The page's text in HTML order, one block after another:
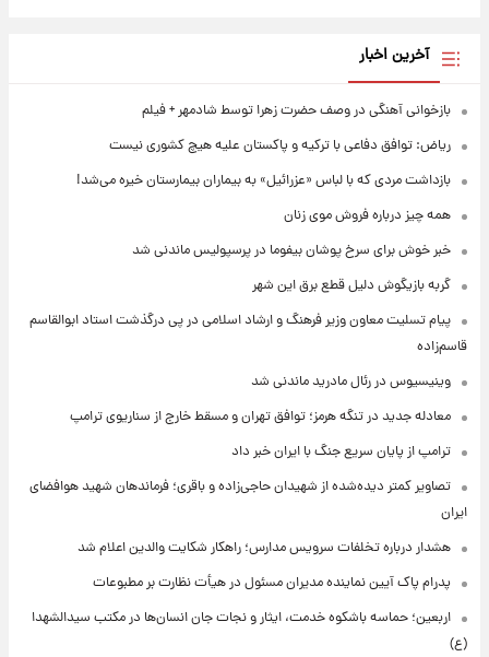
آخرین اخبار
بازخوانی آهنگی در وصف حضرت زهرا توسط شادمهر + فیلم
ریاض: توافق دفاعی با ترکیه و پاکستان علیه هیچ کشوری نیست
بازداشت مردی که با لباس «عزرائیل» به بیماران بیمارستان خیره می‌شد!
همه چیز درباره فروش موی زنان
خبر خوش برای سرخ پوشان بیفوما در پرسپولیس ماندنی شد
گربه بازیگوش دلیل قطع برق این شهر
پیام تسلیت معاون وزیر فرهنگ و ارشاد اسلامی در پی درگذشت استاد ابوالقاسم
قاسم‌زاده
وینیسیوس در رئال مادرید ماندنی شد
معادله جدید در تنگه هرمز؛ توافق تهران و مسقط خارج از سناریوی ترامپ
ترامپ از پایان سریع جنگ با ایران خبر داد
تصاویر کمتر دیده‌شده از شهیدان حاجی‌زاده و باقری؛ فرماندهان شهید هوافضای
ایران
هشدار درباره تخلفات سرویس مدارس؛ راهکار شکایت والدین اعلام شد
پدرام پاک آیین نماینده مدیران مسئول در هیأت نظارت بر مطبوعات
اربعین؛ حماسه باشکوه خدمت، ایثار و نجات جان انسان‌ها در مکتب سیدالشهدا
(ع)